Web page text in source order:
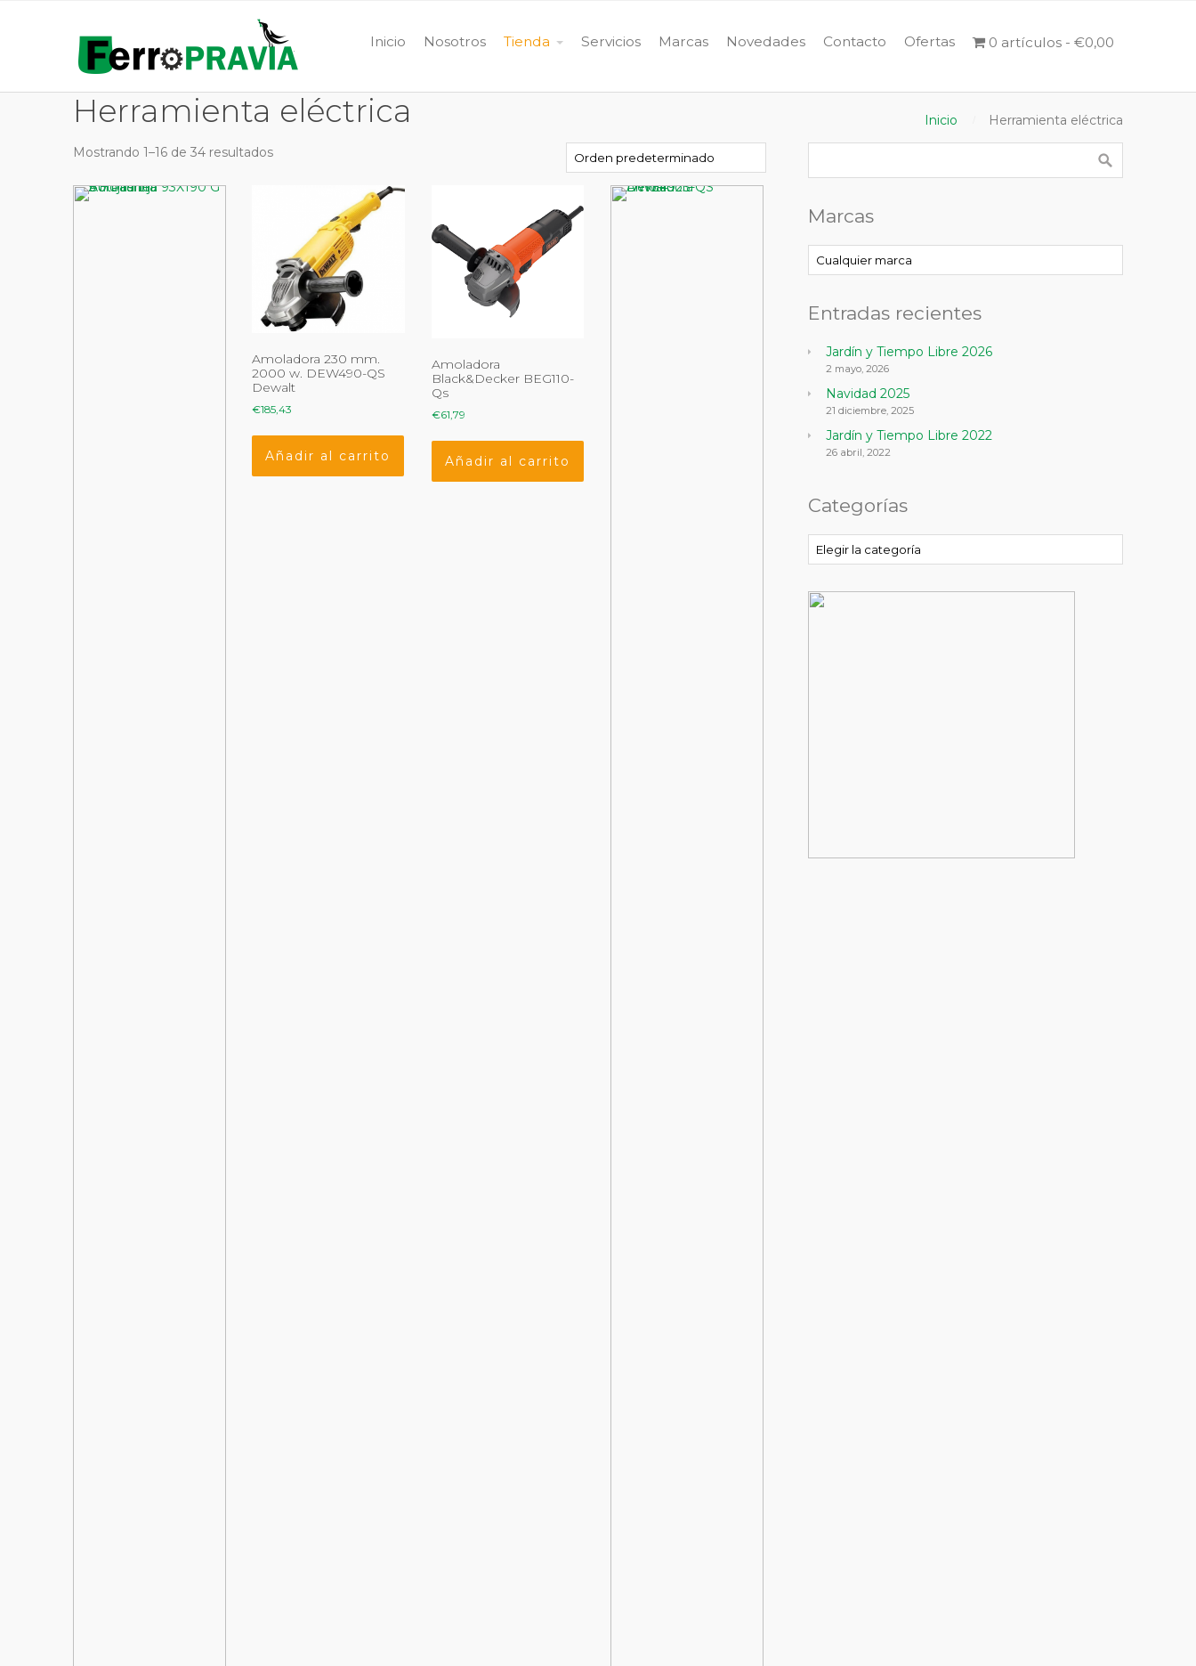
Inicio Nosotros Tienda Servicios Marcas Novedades Contacto Ofertas 0 artículos €0,00
Herramienta eléctrica Inicio
Herramienta eléctrica
Mostrando 1–16 de 34 resultados
Amoladora 230 mm.
2000 w. DEW490-QS
Dewalt
€185,43
Añadir al carrito
Amoladora
Black&Decker BEG110-
Qs
€61,79
Añadir al carrito
Marcas
Entradas recientes
Jardín y Tiempo Libre 2026
2 mayo, 2026
Navidad 2025
21 diciembre, 2025
Jardín y Tiempo Libre 2022
26 abril, 2022
Categorías
Categorías